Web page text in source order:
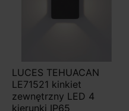
LUCES TEHUACAN
LE71521 kinkiet
zewnętrzny LED 4
kierunki IP65